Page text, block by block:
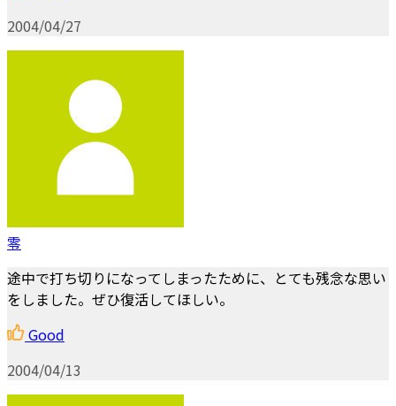
2004/04/27
零
途中で打ち切りになってしまったために、とても残念な思い
をしました。ぜひ復活してほしい。
Good
2004/04/13